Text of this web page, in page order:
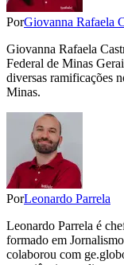
PorGiovanna Rafaela
Giovanna Rafaela
Federal de Minas
diversas ramificações
Minas.
PorLeonardo Parrela
Leonardo Parrela é
formado em
colaborou com